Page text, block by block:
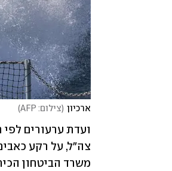
ארכיון (צילום: AFP )
ועדת ערעורים